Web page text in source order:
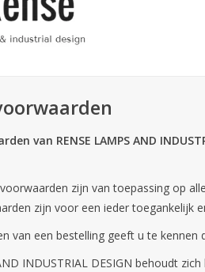
van RENSE LAMPS AND
zijn van toepassing op
zijn voor een ieder toegankelijk
van een bestelling geeft u te
INDUSTRIAL DESIGN behoudt